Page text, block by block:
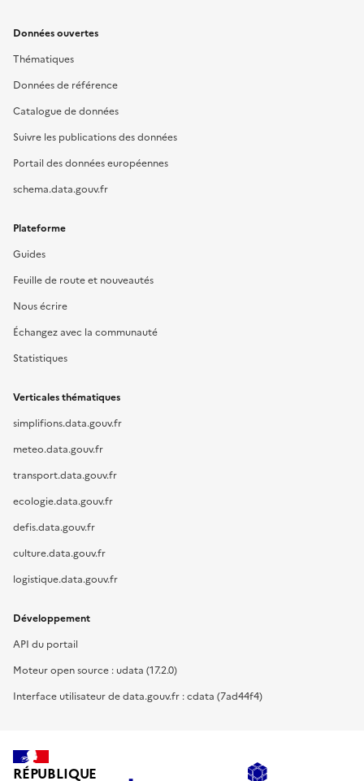
Données ouvertes
Thématiques
Données de référence
Catalogue de données
Suivre les publications des données
Portail des données européennes
schema.data.gouv.fr
Plateforme
Guides
Feuille de route et nouveautés
Nous écrire
Échangez avec la communauté
Statistiques
Verticales thématiques
simplifions.data.gouv.fr
meteo.data.gouv.fr
transport.data.gouv.fr
ecologie.data.gouv.fr
defis.data.gouv.fr
culture.data.gouv.fr
logistique.data.gouv.fr
Développement
API du portail
Moteur open source : udata (17.2.0)
Interface utilisateur de data.gouv.fr : cdata (7ad44f4)
RÉPUBLIQUE